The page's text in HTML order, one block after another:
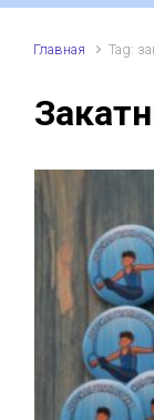
Главная Tag: